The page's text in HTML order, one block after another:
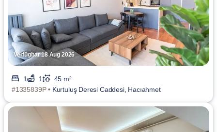
Verfügbar 18 Aug 2026
1 1
45 m²
#1335839P • Kurtuluş Deresi Caddesi, Hacıahmet